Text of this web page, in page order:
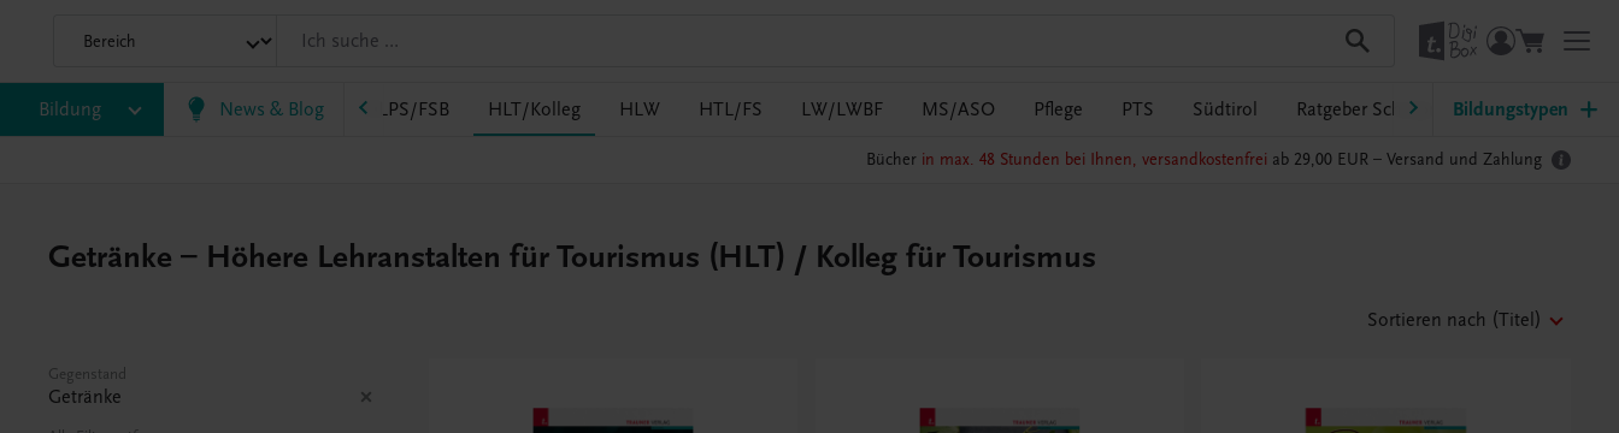
Bildung News & Blog
HAS HF/TFS HLM/HLK HLPS/FSB HLT/Kolleg HLW HTL/FS LW/LWBF MS/ASO Pflege PTS Südtirol Ratgeber Schulpraxis TRAUNER-
Bildungstypen
Bücher in max. 48 Stunden bei Ihnen, versandkostenfrei ab 29,00 EUR – Versand und Zahlung
Getränke – Höhere Lehranstalten für Tourismus (HLT) / Kolleg für Tourismus
Sortieren nach (Titel)
Gegenstand
Getränke